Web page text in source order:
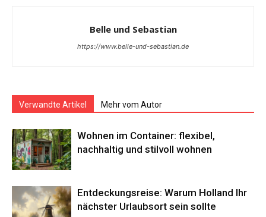
Belle und Sebastian
https://www.belle-und-sebastian.de
Verwandte Artikel Mehr vom Autor
Wohnen im Container: flexibel,
nachhaltig und stilvoll wohnen
Entdeckungsreise: Warum Holland Ihr
nächster Urlaubsort sein sollte